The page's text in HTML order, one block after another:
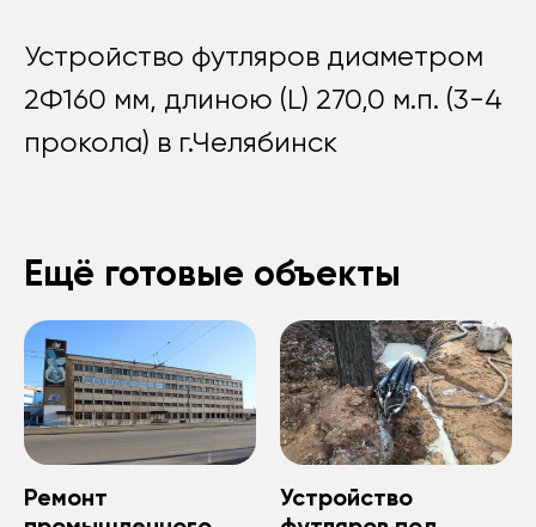
Устройство футляров диаметром
2Ф160 мм, длиною (L) 270,0 м.п. (3-4
прокола) в г.Челябинск
Ещё готовые объекты
Ремонт
Устройство